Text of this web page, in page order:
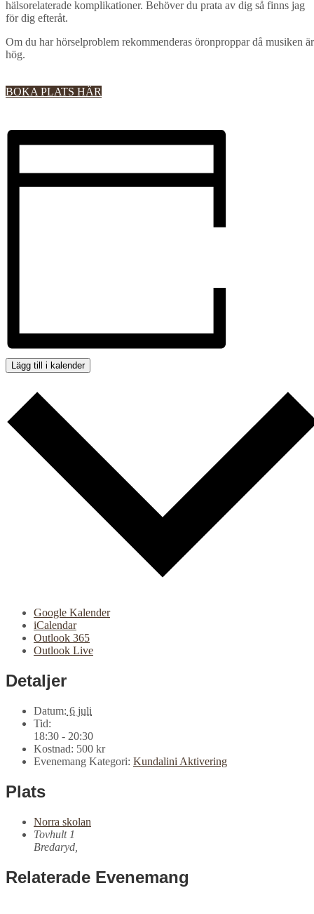
hälsorelaterade komplikationer. Behöver du prata av dig så finns jag
för dig efteråt.
Om du har hörselproblem rekommenderas öronproppar då musiken är
hög.
BOKA PLATS HÄR
Lägg till i kalender
Google Kalender
iCalendar
Outlook 365
Outlook Live
Detaljer
Datum: 6 juli
Tid:
18:30 - 20:30
Kostnad: 500 kr
Evenemang Kategori: Kundalini Aktivering
Plats
Norra skolan
Tovhult 1
Bredaryd
Relaterade Evenemang